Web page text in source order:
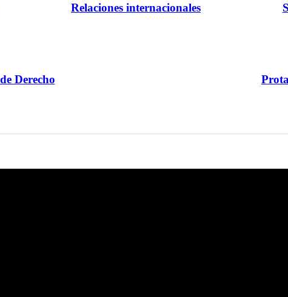
Relaciones internacionales
Derecho